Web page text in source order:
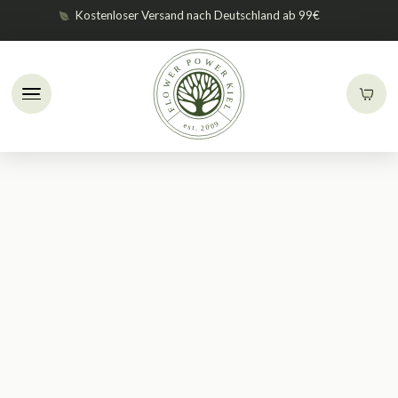
Kostenloser Versand nach Deutschland ab 99€